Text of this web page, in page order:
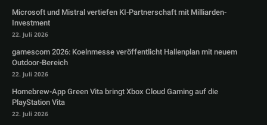
Microsoft und Mistral vertiefen KI-Partnerschaft mit Milliarden-
Investment
22. Juli 2026
gamescom 2026: Koelnmesse veröffentlicht Hallenplan mit neuem
Outdoor-Bereich
22. Juli 2026
Homebrew-App Green Vita bringt Xbox Cloud Gaming auf die
PlayStation Vita
22. Juli 2026